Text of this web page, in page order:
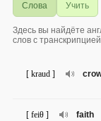
Слова Учить
Здесь вы найдёте
слов с
[ kraud ]
faith
[ feiθ ]